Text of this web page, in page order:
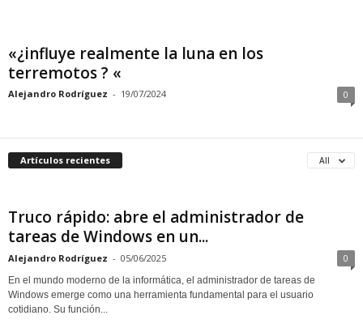
«¿influye realmente la luna en los
terremotos ? «
Alejandro Rodríguez - 19/07/2024 0
Artículos recientes All
Truco rápido: abre el administrador de
tareas de Windows en un...
Alejandro Rodríguez - 05/06/2025 0
En el mundo moderno de la informática, el administrador de tareas de
Windows emerge como una herramienta fundamental para el usuario
cotidiano. Su función...